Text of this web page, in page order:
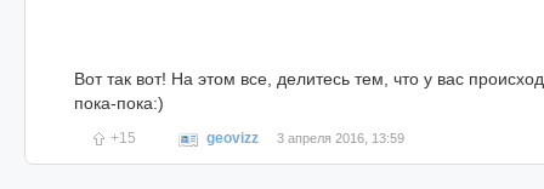
Вот так вот! На этом все, делитесь тем, что у вас
пока-пока:)
+15 geovizz 3 апреля 2016, 13:59